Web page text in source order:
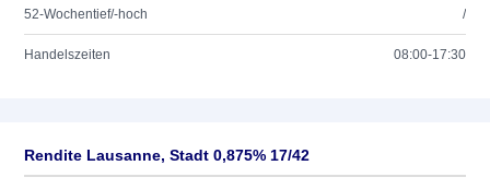
52-Wochentief/-hoch /
Handelszeiten 08:00-17:30
Rendite Lausanne, Stadt 0,875% 17/42